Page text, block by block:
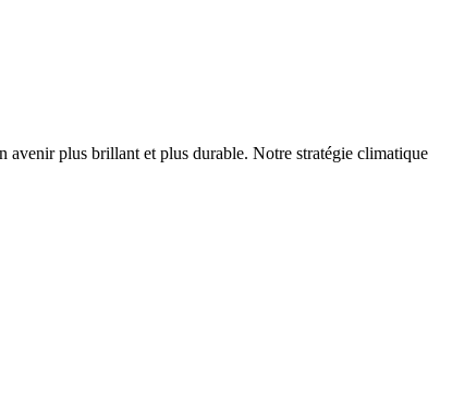
plus brillant et plus durable. Notre stratégie climatique